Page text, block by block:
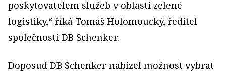
poskytovatelem služeb v oblasti zelené
logistiky,“ říká Tomáš Holomoucký, ředitel
společnosti DB Schenker.
Doposud DB Schenker nabízel možnost vybrat